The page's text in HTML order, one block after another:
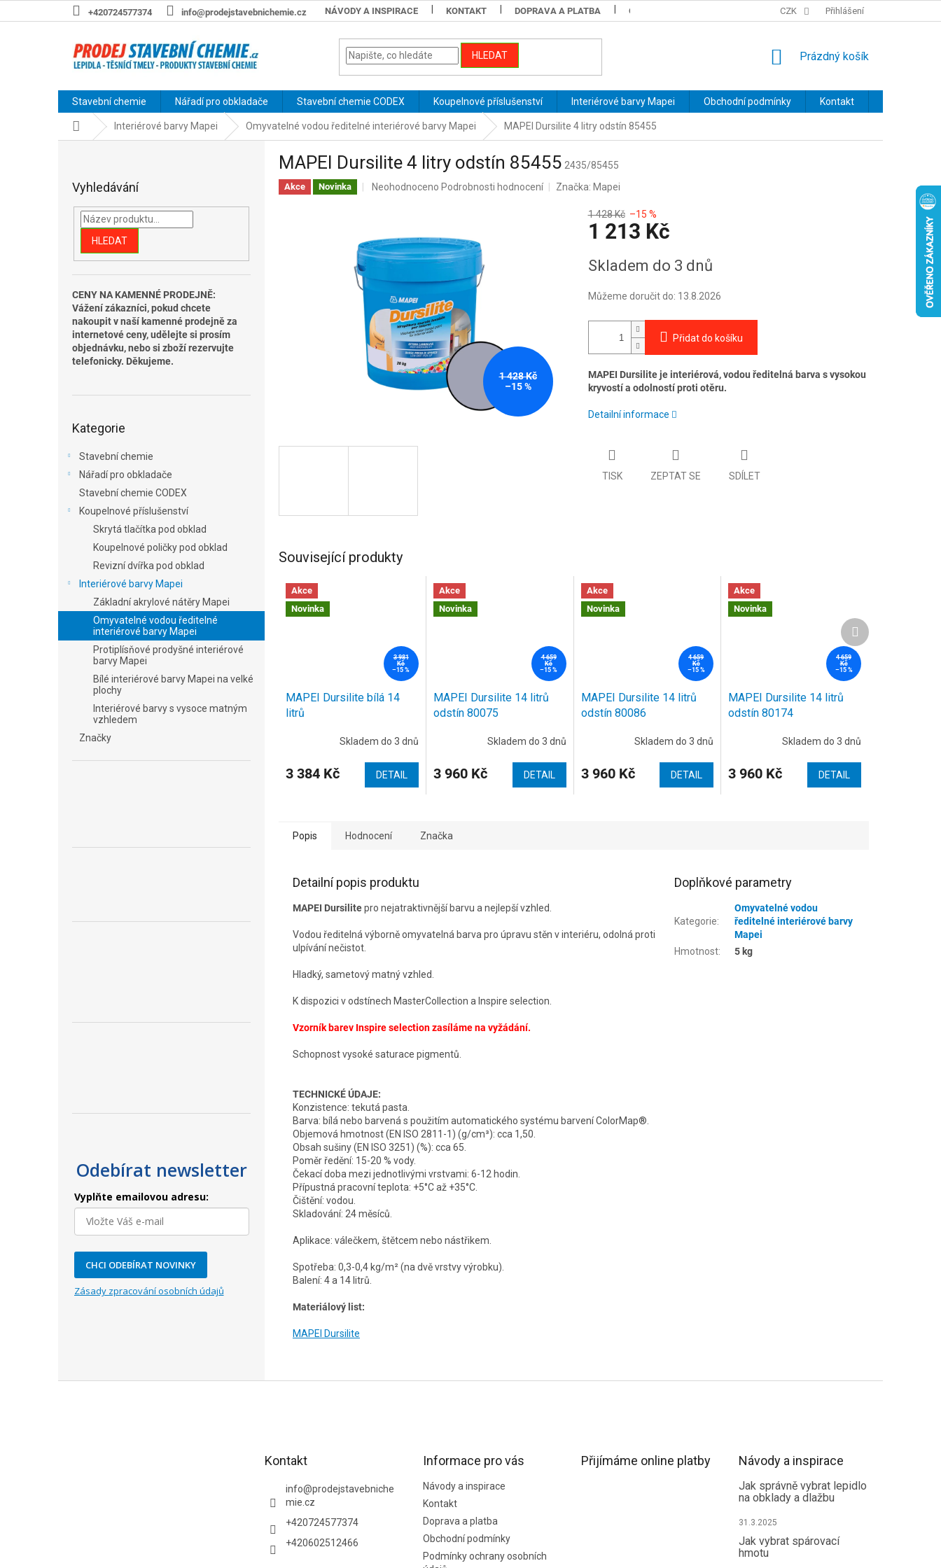
na
+420724577374 info@prodejstavebnichemie.cz NÁVODY A INSPIRACE KONTAKT DOPRAVA A PLATBA OBCHODNÍ PODMÍNKY PODMÍNKY OCHRANY OSOBNÍCH ÚDAJŮ
CZK Přihlášení
HLEDAT
NÁKUPNÍ
Prázdný košík
Stavební chemie Nářadí pro obkladače Stavební chemie CODEX Koupelnové příslušenství Interiérové barvy Mapei Obchodní podmínky Kontakt
Domů Interiérové barvy Mapei Omyvatelné vodou ředitelné interiérové barvy Mapei MAPEI Dursilite 4 litry odstín 85455
Vyhledávání
HLEDAT
CENY NA KAMENNÉ PRODEJNĚ:
Vážení zákazníci, pokud chcete
nakoupit v naší kamenné prodejně za
internetové ceny, udělejte si prosím
objednávku, nebo si zboží rezervujte
telefonicky. Děkujeme.
kategorie
Kategorie
Stavební chemie
Nářadí pro obkladače
Stavební chemie CODEX
Koupelnové příslušenství
Skrytá tlačítka pod obklad
Koupelnové poličky pod obklad
Revizní dvířka pod obklad
Interiérové barvy Mapei
Základní akrylové nátěry Mapei
Omyvatelné vodou ředitelné
interiérové barvy Mapei
Protiplísňové prodyšné interiérové
barvy Mapei
Bílé interiérové barvy Mapei na velké
plochy
Interiérové barvy s vysoce matným
vzhledem
Značky
Odebírat newsletter
Vyplňte emailovou adresu:
CHCI ODEBÍRAT NOVINKY
Zásady zpracování osobních údajů
MAPEI Dursilite 4 litry odstín 85455 2435/85455
Akce Novinka
Průměrné
0,0
z
hvězdiček.
Neohodnoceno Podrobnosti hodnocení Značka: Mapei
1 428 Kč
–15 %
1 428 Kč –15 %
1 213 Kč
cena:
Skladem do 3 dnů
Můžeme doručit do: 13.8.2026
Přidat do košíku
MAPEI Dursilite je interiérová, vodou ředitelná barva s vysokou
kryvostí a odolností proti otěru.
Detailní informace
TISK ZEPTAT SE SDÍLET
Související produkty
Akce
Novinka
3 981
Kč
–15 %
MAPEI Dursilite bílá 14
litrů
Skladem do 3 dnů
3 384 Kč DETAIL
Akce
Novinka
4 659
Kč
–15 %
MAPEI Dursilite 14 litrů
odstín 80075
Skladem do 3 dnů
3 960 Kč DETAIL
Akce
Novinka
4 659
Kč
–15 %
MAPEI Dursilite 14 litrů
odstín 80086
Skladem do 3 dnů
3 960 Kč DETAIL
Akce
Novinka
4 659
Kč
–15 %
MAPEI Dursilite 14 litrů
odstín 80174
Skladem do 3 dnů
3 960 Kč DETAIL
Další
produkt
Popis Hodnocení Značka
Detailní popis produktu
MAPEI Dursilitepro nejatraktivnější barvu a nejlepší vzhled.
Vodou ředitelná výborně omyvatelná barva pro úpravu stěn v interiéru, odolná proti
ulpívání nečistot.
Hladký, sametový matný vzhled.
K dispozici v odstínech MasterCollection a Inspire selection.
Vzorník barev Inspire selection zasíláme na vyžádání.
Schopnost vysoké saturace pigmentů.
TECHNICKÉ ÚDAJE:
Konzistence: tekutá pasta.
Barva: bílá nebo barvená s použitím automatického systému barvení ColorMap®.
Objemová hmotnost (EN ISO 2811-1) (g/cm³): cca 1,50.
Obsah sušiny (EN ISO 3251) (%): cca 65.
Poměr ředění: 15-20 % vody.
Čekací doba mezi jednotlivými vrstvami: 6-12 hodin.
Přípustná pracovní teplota: +5°C až +35°C.
Čištění: vodou.
Skladování: 24 měsíců.
Aplikace: válečkem, štětcem nebo nástřikem.
Spotřeba: 0,3-0,4 kg/m² (na dvě vrstvy výrobku).
Balení: 4 a 14 litrů.
Materiálový list:
MAPEI Dursilite
Doplňkové parametry
Kategorie:
Omyvatelné vodou
ředitelné interiérové barvy
Mapei
Hmotnost: 5 kg
Kontakt
info@prodejstavebniche
mie.cz
+420724577374
+420602512466
Informace pro vás
Návody a inspirace
Kontakt
Doprava a platba
Obchodní podmínky
Podmínky ochrany osobních
Přijímáme online platby Návody a inspirace
Jak správně vybrat lepidlo
na obklady a dlažbu
31.3.2025
Jak vybrat spárovací
hmotu